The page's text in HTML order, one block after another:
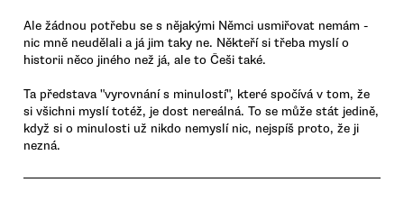
Ale žádnou potřebu se s nějakými Němci usmiřovat nemám -
nic mně neudělali a já jim taky ne. Někteří si třeba myslí o
historii něco jiného než já, ale to Češi také.
Ta představa "vyrovnání s minulostí", které spočívá v tom, že
si všichni myslí totéž, je dost nereálná. To se může stát jedině,
když si o minulosti už nikdo nemyslí nic, nejspíš proto, že ji
nezná.